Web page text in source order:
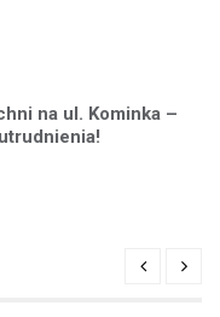
na ul. Kominka –